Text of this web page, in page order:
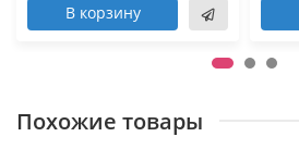
В корзину
Похожие товары